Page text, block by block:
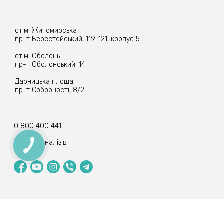
ст.м. Житомирська
пр-т Берестейський, 119-121, корпус 5
ст.м. Оболонь
пр-т Оболонський, 14
Дарницька площа
пр-т Соборності, 8/2
0 800 400 441
Прийом аналізів
КНОПКА
ЗВ'ЯЗКУ